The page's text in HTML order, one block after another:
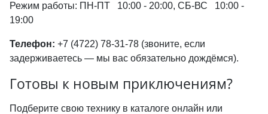
Режим работы: ПН-ПТ 10:00 - 20:00, СБ-ВС 10:00 -
19:00
Телефон: +7 (4722) 78-31-78 (звоните, если
задерживаетесь — мы вас обязательно дождёмся).
Готовы к новым приключениям?
Подберите свою технику в каталоге онлайн или